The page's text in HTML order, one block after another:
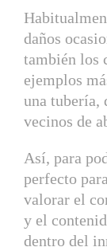
daños
también los
ejemplos
una tubería,
vecinos de
Así, para
perfecto
valorar el
y el
dentro del